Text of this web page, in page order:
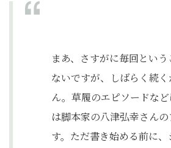
まあ、さすがに毎回という
ないですが、しばらく続
ん。草履のエピソードな
は脚本家の八津弘幸さん
す。ただ書き始める前に